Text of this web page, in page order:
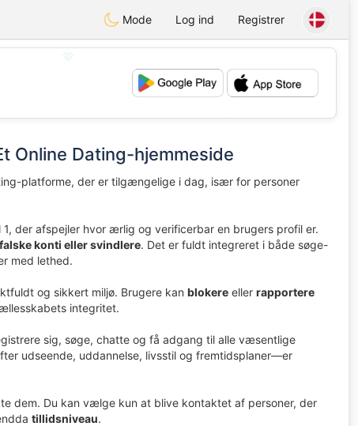
Mode Log ind Registrer
💕
Online Dating-hjemmeside
platforme, der er tilgængelige i dag, især for personer
der afspejler hvor ærlig og verificerbar en brugers profil er.
falske konti eller svindlere. Det er fuldt integreret i både søge-
med lethed.
og sikkert miljø. Brugere kan blokere eller rapportere
integritet.
sig, søge, chatte og få adgang til alle væsentlige
udseende, uddannelse, livsstil og fremtidsplaner—er
dem. Du kan vælge kun at blive kontaktet af personer, der
tillidsniveau.